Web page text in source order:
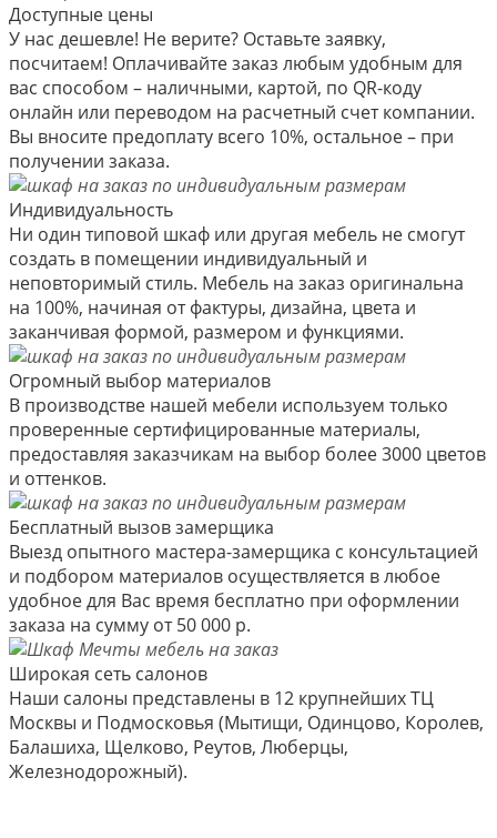
Доступные цены
У нас дешевле! Не верите? Оставьте заявку,
посчитаем! Оплачивайте заказ любым удобным для
вас способом – наличными, картой, по QR-коду
онлайн или переводом на расчетный счет компании.
Вы вносите предоплату всего 10%, остальное – при
получении заказа.
Индивидуальность
Ни один типовой шкаф или другая мебель не смогут
создать в помещении индивидуальный и
неповторимый стиль. Мебель на заказ оригинальна
на 100%, начиная от фактуры, дизайна, цвета и
заканчивая формой, размером и функциями.
Огромный выбор материалов
В производстве нашей мебели используем только
проверенные сертифицированные материалы,
предоставляя заказчикам на выбор более 3000 цветов
и оттенков.
Бесплатный вызов замерщика
Выезд опытного мастера-замерщика с консультацией
и подбором материалов осуществляется в любое
удобное для Вас время бесплатно при оформлении
заказа на сумму от 50 000 р.
Широкая сеть салонов
Наши салоны представлены в 12 крупнейших ТЦ
Москвы и Подмосковья (Мытищи, Одинцово, Королев,
Балашиха, Щелково, Реутов, Люберцы,
Железнодорожный).